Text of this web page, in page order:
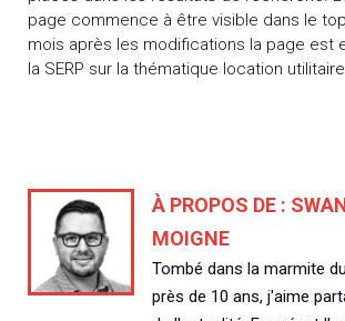
page commence à être visible dans le
mois après les modifications la page est
la SERP sur la thématique location
À PROPOS DE :
MOIGNE
Tombé dans la marmite
près de 10 ans, j'aime